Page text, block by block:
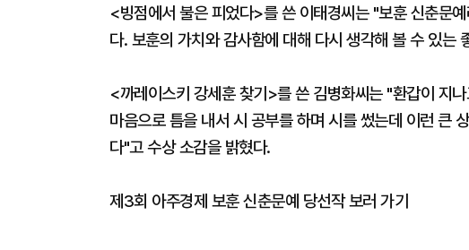
<빙점에서 불은 피었다>를 쓴 이태경씨는 "보훈 신춘문
다. 보훈의 가치와 감사함에 대해 다시 생각해 볼 수 있는
<까레이스키 강세훈 찾기>를 쓴 김병화씨는 "환갑이 지
마음으로 틈을 내서 시 공부를 하며 시를 썼는데 이런 큰
다"고 수상 소감을 밝혔다.
제3회 아주경제 보훈 신춘문예 당선작 보러 가기